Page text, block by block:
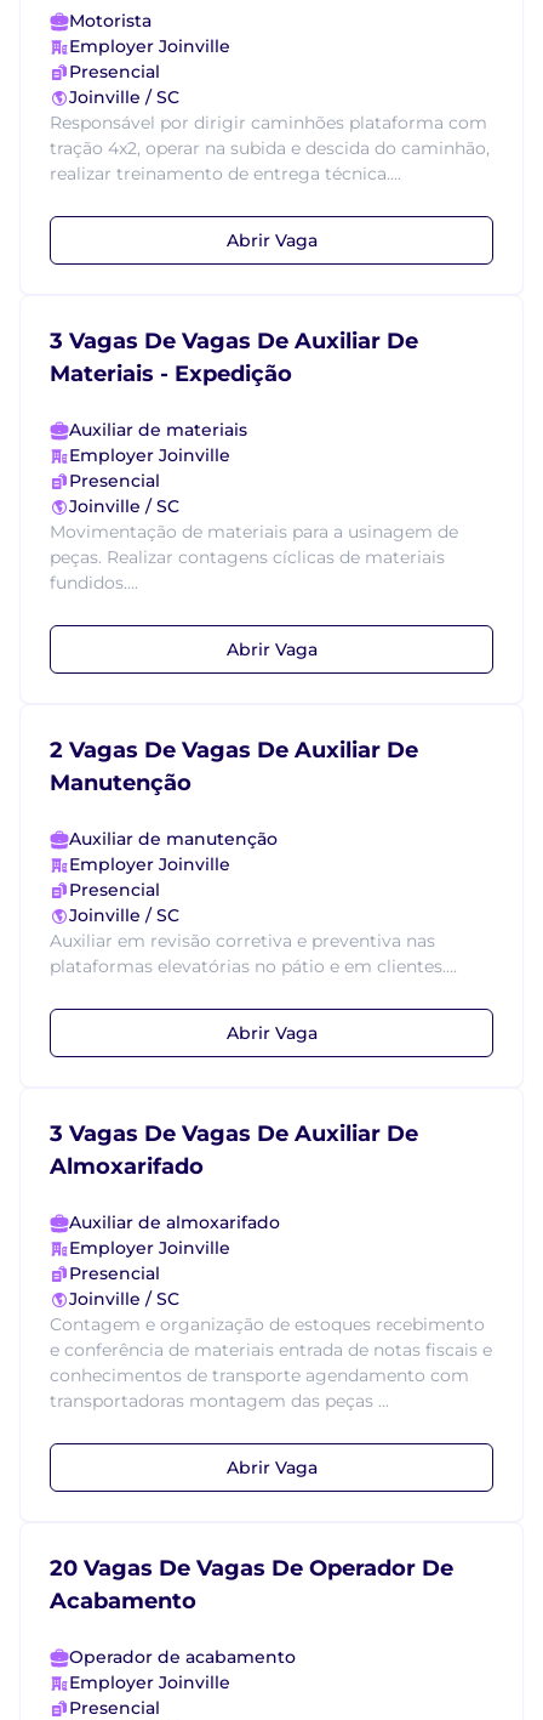
Motorista
Employer Joinville
Presencial
Joinville / SC
Responsável por dirigir caminhões plataforma com
tração 4x2, operar na subida e descida do caminhão,
realizar treinamento de entrega técnica....
Abrir Vaga
3 Vagas De Vagas De Auxiliar De
Materiais - Expedição
Auxiliar de materiais
Employer Joinville
Presencial
Joinville / SC
Movimentação de materiais para a usinagem de
peças. Realizar contagens cíclicas de materiais
fundidos....
Abrir Vaga
2 Vagas De Vagas De Auxiliar De
Manutenção
Auxiliar de manutenção
Employer Joinville
Presencial
Joinville / SC
Auxiliar em revisão corretiva e preventiva nas
plataformas elevatórias no pátio e em clientes....
Abrir Vaga
3 Vagas De Vagas De Auxiliar De
Almoxarifado
Auxiliar de almoxarifado
Employer Joinville
Presencial
Joinville / SC
Contagem e organização de estoques recebimento
e conferência de materiais entrada de notas fiscais e
conhecimentos de transporte agendamento com
transportadoras montagem das peças ...
Abrir Vaga
20 Vagas De Vagas De Operador De
Acabamento
Operador de acabamento
Employer Joinville
Presencial